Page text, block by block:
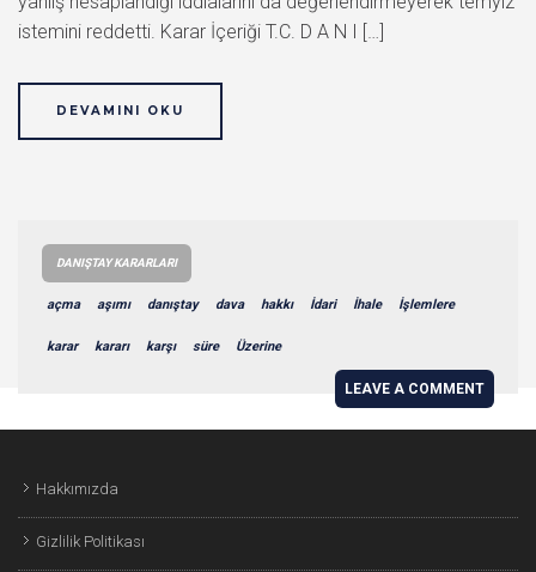
istemini reddetti. Karar İçeriği T.C. D A N I […]
DEVAMINI OKU
DANIŞTAY KARARLARI
açma aşımı danıştay dava hakkı İdari İhale İşlemlere
karar kararı karşı süre Üzerine
LEAVE A COMMENT
Hakkımızda
Gizlilik Politikası